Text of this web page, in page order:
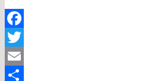
Facebook
Twitter
Email